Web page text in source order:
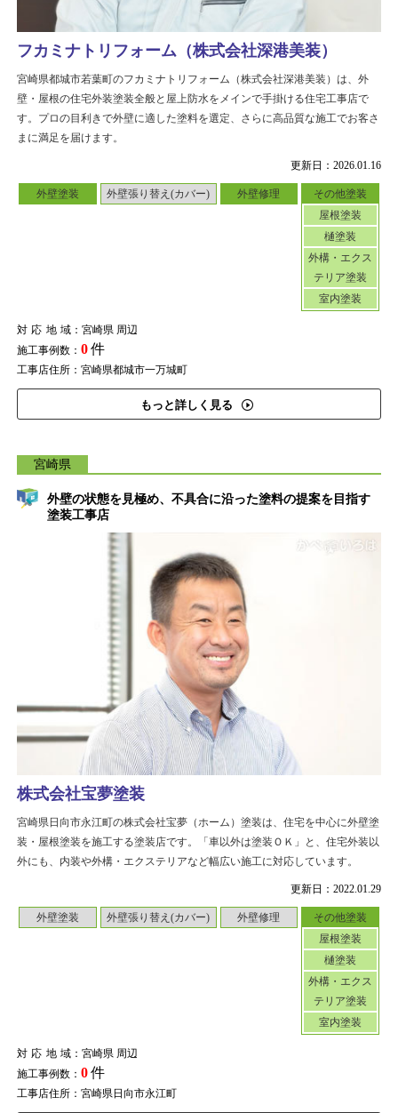
更新日：2026.01.16
外壁塗装 外壁張り替え(カバー) 外壁修理
その他塗装
屋根塗装
樋塗装
外構・エクス
テリア塗装
室内塗装
対応地域：宮崎県 周辺
施工事例数： 0件
工事店住所：宮崎県都城市一万城町
もっと詳しく見る
フカミナトリフォーム（株式会社深港美装）
宮崎県都城市若葉町のフカミナトリフォーム（株式会社深港美装）は、外
壁・屋根の住宅外装塗装全般と屋上防水をメインで手掛ける住宅工事店で
す。プロの目利きで外壁に適した塗料を選定、さらに高品質な施工でお客さ
まに満足を届けます。
宮崎県
外壁の状態を見極め、不具合に沿った塗料の提案を目指す
塗装工事店
更新日：2022.01.29
外壁塗装 外壁張り替え(カバー) 外壁修理
その他塗装
屋根塗装
樋塗装
外構・エクス
テリア塗装
室内塗装
対応地域：宮崎県 周辺
施工事例数： 0件
工事店住所：宮崎県日向市永江町
株式会社宝夢塗装
宮崎県日向市永江町の株式会社宝夢（ホーム）塗装は、住宅を中心に外壁塗
装・屋根塗装を施工する塗装店です。「車以外は塗装ＯＫ」と、住宅外装以
外にも、内装や外構・エクステリアなど幅広い施工に対応しています。